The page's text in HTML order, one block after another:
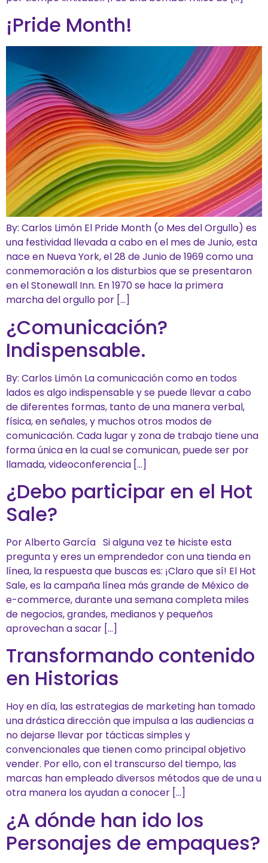
¡Pride Month!
By: Carlos Limón El Pride Month (o Mes del Orgullo) es
una festividad llevada a cabo en el mes de Junio, esta
nace en Nueva York, el 28 de Junio de 1969 como una
conmemoración a los disturbios que se presentaron
en el Stonewall Inn. En 1970 se hace la primera
marcha del orgullo por […]
¿Comunicación?
Indispensable.
By: Carlos Limón La comunicación como en todos
lados es algo indispensable y se puede llevar a cabo
de diferentes formas, tanto de una manera verbal,
física, en señales, y muchos otros modos de
comunicación. Cada lugar y zona de trabajo tiene una
forma única en la cual se comunican, puede ser por
llamada, videoconferencia […]
¿Debo participar en el Hot
Sale?
Por Alberto García Si alguna vez te hiciste esta
pregunta y eres un emprendedor con una tienda en
línea, la respuesta que buscas es: ¡Claro que sí! El Hot
Sale, es la campaña línea más grande de México de
e-commerce, durante una semana completa miles
de negocios, grandes, medianos y pequeños
aprovechan a sacar […]
Transformando contenido
en Historias
Hoy en día, las estrategias de marketing han tomado
una drástica dirección que impulsa a las audiencias a
no dejarse llevar por tácticas simples y
convencionales que tienen como principal objetivo
vender. Por ello, con el transcurso del tiempo, las
marcas han empleado diversos métodos que de una u
otra manera los ayudan a conocer […]
¿A dónde han ido los
Personajes de empaques?